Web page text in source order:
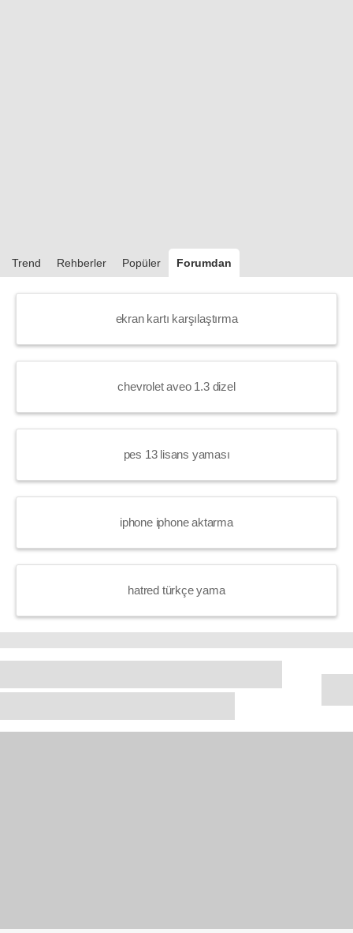
Trend Rehberler Popüler Forumdan
ekran kartı karşılaştırma
chevrolet aveo 1.3 dizel
pes 13 lisans yaması
iphone iphone aktarma
hatred türkçe yama